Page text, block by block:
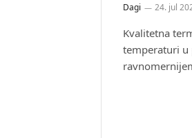
Dagi 24. jul
Kvalitetna
temperaturi u